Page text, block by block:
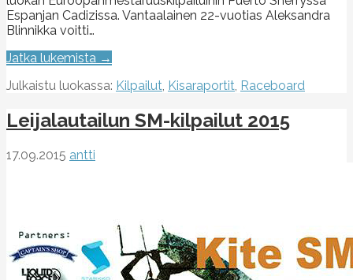
Espanjan Cadizissa. Vantaalainen 22-vuotias Aleksandra
Blinnikka voitti…
Jatka lukemista →
Julkaistu luokassa: Kilpailut, Kisaraportit, Raceboard
Leijalautailun SM-kilpailut 2015
17.09.2015 antti